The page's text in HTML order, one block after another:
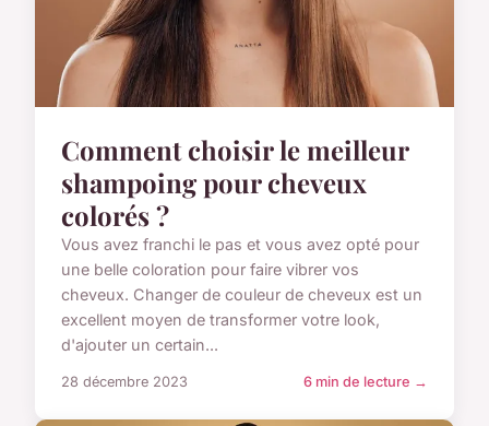
Comment choisir le meilleur
shampoing pour cheveux
colorés ?
Vous avez franchi le pas et vous avez opté pour
une belle coloration pour faire vibrer vos
cheveux. Changer de couleur de cheveux est un
excellent moyen de transformer votre look,
d'ajouter un certain...
28 décembre 2023 6 min de lecture →